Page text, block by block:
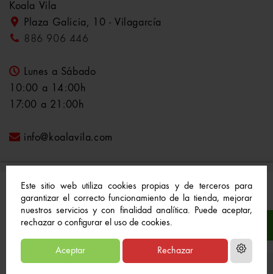
Este sitio web utiliza cookies propias y de terceros para
garantizar el correcto funcionamiento de la tienda, mejorar
nuestros servicios y con finalidad analítica. Puede aceptar,
rechazar o configurar el uso de cookies.
Aceptar Rechazar
Koala Vila
Plaza Galicia, 10 - Vilagarcía
886 906 446
Lunes a Sábado
10:00 a 14:00h
17:00 a 21:00h
info@koalavila.com
© 2021-2022 Koala Vila™. Todos los derechos